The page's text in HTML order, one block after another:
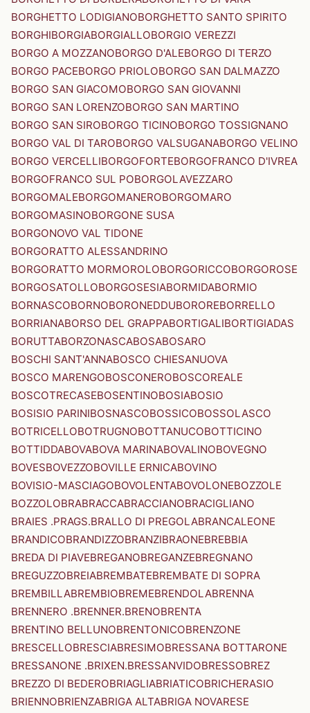
BORGHETTO LODIGIANOBORGHETTO SANTO SPIRITO
BORGHIBORGIABORGIALLOBORGIO VEREZZI
BORGO A MOZZANOBORGO D'ALEBORGO DI TERZO
BORGO PACEBORGO PRIOLOBORGO SAN DALMAZZO
BORGO SAN GIACOMOBORGO SAN GIOVANNI
BORGO SAN LORENZOBORGO SAN MARTINO
BORGO SAN SIROBORGO TICINOBORGO TOSSIGNANO
BORGO VAL DI TAROBORGO VALSUGANABORGO VELINO
BORGO VERCELLIBORGOFORTEBORGOFRANCO D'IVREA
BORGOFRANCO SUL POBORGOLAVEZZARO
BORGOMALEBORGOMANEROBORGOMARO
BORGOMASINOBORGONE SUSA
BORGONOVO VAL TIDONE
BORGORATTO ALESSANDRINO
BORGORATTO MORMOROLOBORGORICCOBORGOROSE
BORGOSATOLLOBORGOSESIABORMIDABORMIO
BORNASCOBORNOBORONEDDUBOROREBORRELLO
BORRIANABORSO DEL GRAPPABORTIGALIBORTIGIADAS
BORUTTABORZONASCABOSABOSARO
BOSCHI SANT'ANNABOSCO CHIESANUOVA
BOSCO MARENGOBOSCONEROBOSCOREALE
BOSCOTRECASEBOSENTINOBOSIABOSIO
BOSISIO PARINIBOSNASCOBOSSICOBOSSOLASCO
BOTRICELLOBOTRUGNOBOTTANUCOBOTTICINO
BOTTIDDABOVABOVA MARINABOVALINOBOVEGNO
BOVESBOVEZZOBOVILLE ERNICABOVINO
BOVISIO-MASCIAGOBOVOLENTABOVOLONEBOZZOLE
BOZZOLOBRABRACCABRACCIANOBRACIGLIANO
BRAIES .PRAGS.BRALLO DI PREGOLABRANCALEONE
BRANDICOBRANDIZZOBRANZIBRAONEBREBBIA
BREDA DI PIAVEBREGANOBREGANZEBREGNANO
BREGUZZOBREIABREMBATEBREMBATE DI SOPRA
BREMBILLABREMBIOBREMEBRENDOLABRENNA
BRENNERO .BRENNER.BRENOBRENTA
BRENTINO BELLUNOBRENTONICOBRENZONE
BRESCELLOBRESCIABRESIMOBRESSANA BOTTARONE
BRESSANONE .BRIXEN.BRESSANVIDOBRESSOBREZ
BREZZO DI BEDEROBRIAGLIABRIATICOBRICHERASIO
BRIENNOBRIENZABRIGA ALTABRIGA NOVARESE